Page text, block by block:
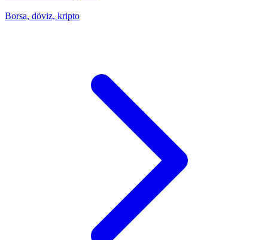
Borsa, döviz, kripto